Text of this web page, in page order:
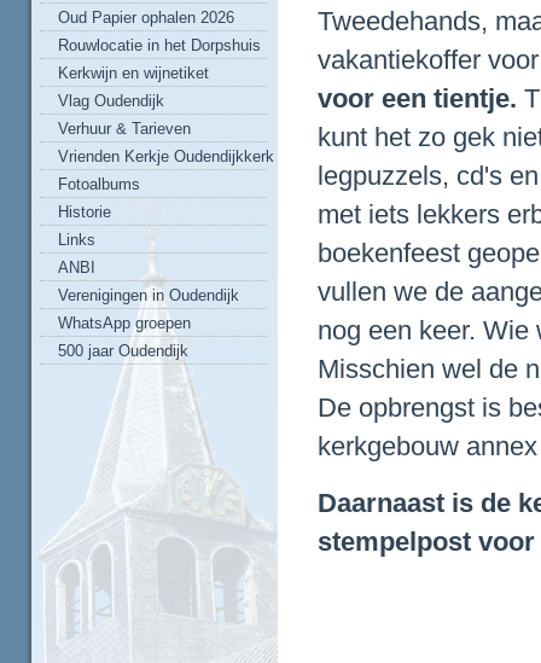
Oud Papier ophalen 2026
Rouwlocatie in het Dorpshuis
Kerkwijn en wijnetiket
Vlag Oudendijk
Verhuur & Tarieven
Vrienden Kerkje Oudendijkkerk
Fotoalbums
Historie
Links
ANBI
Verenigingen in Oudendijk
WhatsApp groepen
500 jaar Oudendijk
Tweedehands,
vakantiekoffer
voor een tientje.
kunt het zo gek
legpuzzels, cd's
met iets lekkers
boekenfeest
vullen we de
nog een keer. Wie
Misschien wel de
De opbrengst is
kerkgebouw
Daarnaast is de
stempelpost